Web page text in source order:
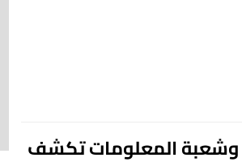
وشعبة المعلومات تكشف